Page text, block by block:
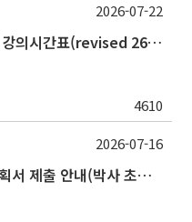
2026학년도 2학기 보건대학원 강의시간표(revised 260803)(2026 2nd SEMESTER SNU GSPH TIMETABLE)
4610
2026-07-22
2026학년도 2학기 논문작성계획서 제출 안내(박사 초심 일정 포함)_Thesis Proposal
2026-07-16